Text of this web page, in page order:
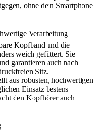
ohne dein Smartphone
Verarbeitung
Kopfband und die
weich gefüttert. Sie
garantieren auch nach
Sitz.
aus robusten, hochwertigen
Einsatz bestens
den Kopfhörer auch